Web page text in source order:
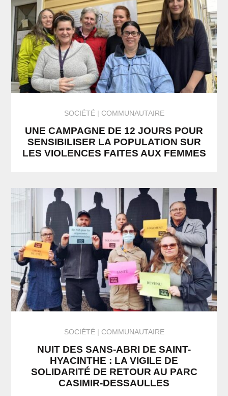
SOCIÉTÉ COMMUNAUTAIRE
UNE CAMPAGNE DE 12 JOURS POUR
SENSIBILISER LA POPULATION SUR
LES VIOLENCES FAITES AUX FEMMES
SOCIÉTÉ COMMUNAUTAIRE
NUIT DES SANS-ABRI DE SAINT-
HYACINTHE : LA VIGILE DE
SOLIDARITÉ DE RETOUR AU PARC
CASIMIR-DESSAULLES